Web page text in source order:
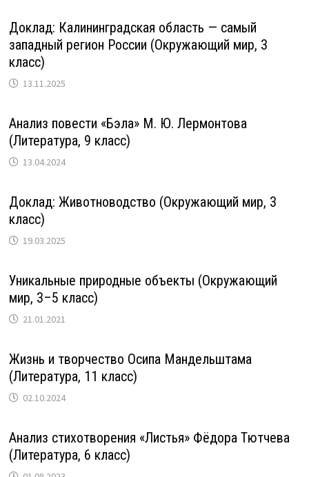
Доклад: Калининградская область — самый
западный регион России (Окружающий мир, 3
класс)
13.11.2025
Анализ повести «Бэла» М. Ю. Лермонтова
(Литература, 9 класс)
13.04.2024
Доклад: Животноводство (Окружающий мир, 3
класс)
19.03.2025
Уникальные природные объекты (Окружающий
мир, 3–5 класс)
21.01.2021
Жизнь и творчество Осипа Мандельштама
(Литература, 11 класс)
02.10.2024
Анализ стихотворения «Листья» Фёдора Тютчева
(Литература, 6 класс)